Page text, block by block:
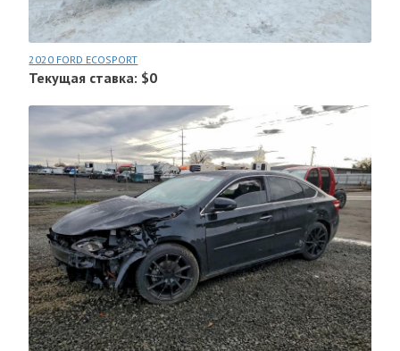
2020 FORD ECOSPORT
Текущая ставка: $0